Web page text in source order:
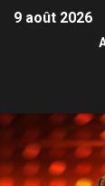
9 août 2026